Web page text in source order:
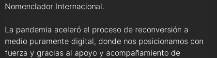
Nomenclador Internacional.
La pandemia aceleró el proceso de reconversión a
medio puramente digital, donde nos posicionamos con
fuerza y gracias al apoyo y acompañamiento de